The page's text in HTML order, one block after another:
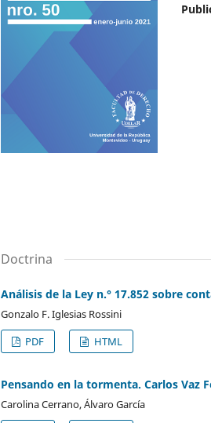
Doctrina
Análisis de la Ley n.° 17.852 sobre
Gonzalo F. Iglesias Rossini
PDF
HTML
Pensando en la tormenta. Carlos
Carolina Cerrano, Álvaro García